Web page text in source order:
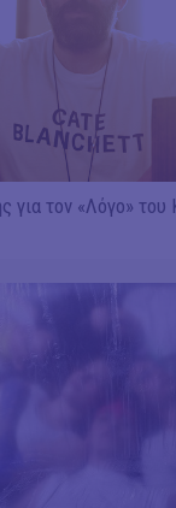
για τον «Λόγο»